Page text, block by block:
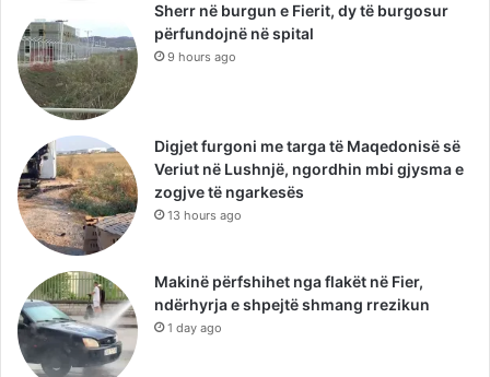
Sherr në burgun e Fierit, dy të burgosur
përfundojnë në spital
9 hours ago
Digjet furgoni me targa të Maqedonisë së
Veriut në Lushnjë, ngordhin mbi gjysma e
zogjve të ngarkesës
13 hours ago
Makinë përfshihet nga flakët në Fier,
ndërhyrja e shpejtë shmang rrezikun
1 day ago